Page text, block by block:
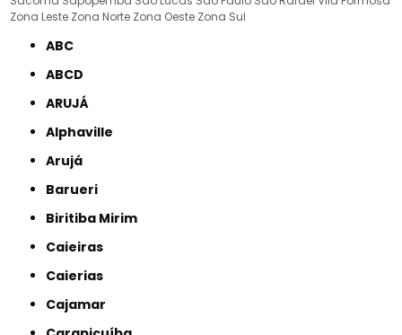
Zona Leste Zona Norte Zona Oeste Zona Sul
ABC
ABCD
ARUJÁ
Alphaville
Arujá
Barueri
Biritiba Mirim
Caieiras
Caierias
Cajamar